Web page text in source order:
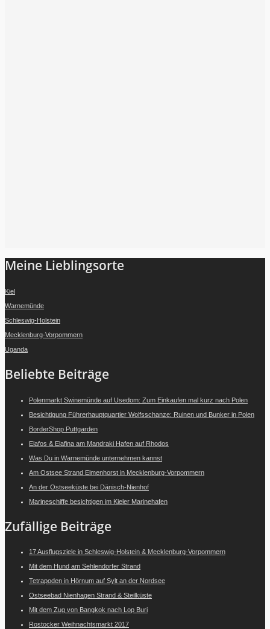
Meine Lieblingsorte
Kiel
Warnemünde
Schleswig-Holstein
Mecklenburg-Vorpommern
Uganda
Beliebte Beiträge
Polenmarkt Swinemünde auf Usedom: Zum Einkaufen mal kurz nach Polen
Besichtigung Führerhauptquartier Wolfsschanze: Ruinen und Bunker in Polen
BorderShop Puttgarden
Elafos & Elafina am Mandraki Hafen auf Rhodos
Was Du in Warnemünde unternehmen kannst
Am Ostsee Strand Elmenhorst in Mecklenburg-Vorpommern
An der Ostseeküste bei Dänisch-Nienhof
Marineschiffe besichtigen im Kieler Marinehafen
Zufällige Beiträge
17 Ausflugsziele in Schleswig-Holstein & Mecklenburg-Vorpommern
Mit dem Hund am Sehlendorfer Strand
Tetrapoden in Hörnum auf Sylt an der Nordsee
Ostseebad Nienhagen Strand & Steilküste
Mit dem Zug von Bangkok nach Lop Buri
Rostocker Weihnachtsmarkt 2017